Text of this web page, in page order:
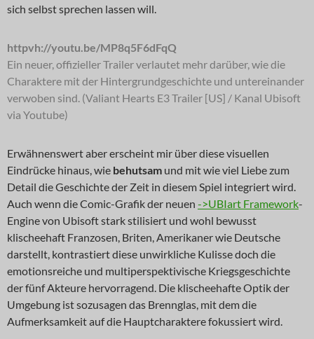
sich selbst sprechen lassen will.
httpvh://youtu.be/MP8q5F6dFqQ
Ein neuer, offizieller Trailer verlautet mehr darüber, wie die
Charaktere mit der Hintergrundgeschichte und untereinander
verwoben sind. (Valiant Hearts E3 Trailer [US] / Kanal Ubisoft
via Youtube)
Erwähnenswert aber erscheint mir über diese visuellen
Eindrücke hinaus, wie behutsam und mit wie viel Liebe zum
Detail die Geschichte der Zeit in diesem Spiel integriert wird.
Auch wenn die Comic-Grafik der neuen ->UBIart Framework-
Engine von Ubisoft stark stilisiert und wohl bewusst
klischeehaft Franzosen, Briten, Amerikaner wie Deutsche
darstellt, kontrastiert diese unwirkliche Kulisse doch die
emotionsreiche und multiperspektivische Kriegsgeschichte
der fünf Akteure hervorragend. Die klischeehafte Optik der
Umgebung ist sozusagen das Brennglas, mit dem die
Aufmerksamkeit auf die Hauptcharaktere fokussiert wird.